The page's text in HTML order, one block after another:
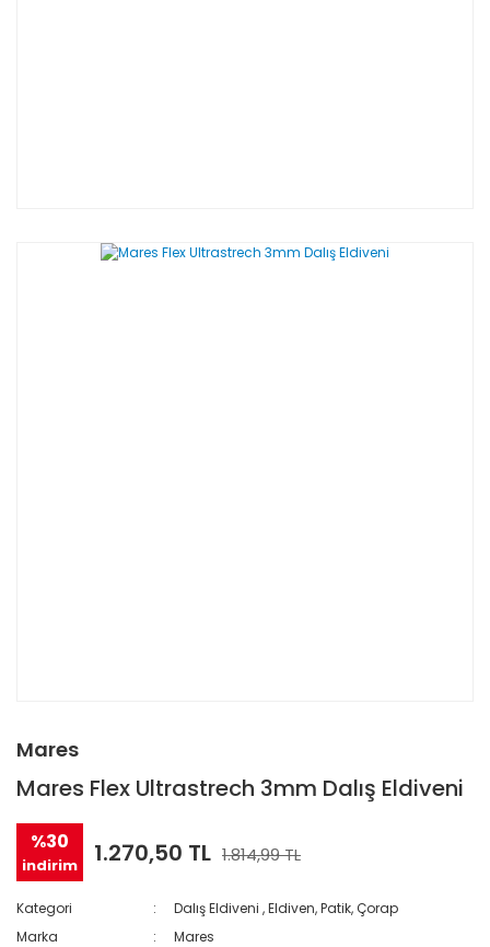
Mares
Mares Flex Ultrastrech 3mm Dalış Eldiveni
%30
indirim 1.270,50 TL 1.814,99 TL
Kategori Dalış Eldiveni ,Eldiven, Patik, Çorap
Marka
Mares